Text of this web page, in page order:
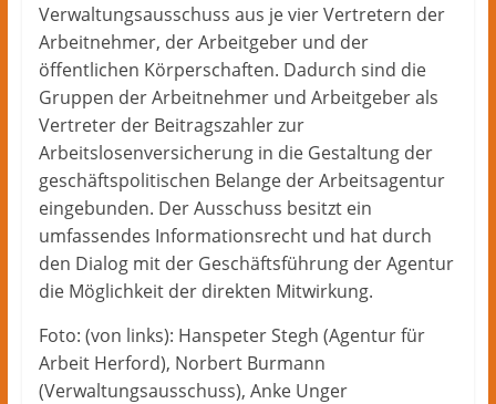
Verwaltungsausschuss aus je vier Vertretern der
Arbeitnehmer, der Arbeitgeber und der
öffentlichen Körperschaften. Dadurch sind die
Gruppen der Arbeitnehmer und Arbeitgeber als
Vertreter der Beitragszahler zur
Arbeitslosenversicherung in die Gestaltung der
geschäftspolitischen Belange der Arbeitsagentur
eingebunden. Der Ausschuss besitzt ein
umfassendes Informationsrecht und hat durch
den Dialog mit der Geschäftsführung der Agentur
die Möglichkeit der direkten Mitwirkung.
Foto: (von links): Hanspeter Stegh (Agentur für
Arbeit Herford), Norbert Burmann
(Verwaltungsausschuss), Anke Unger